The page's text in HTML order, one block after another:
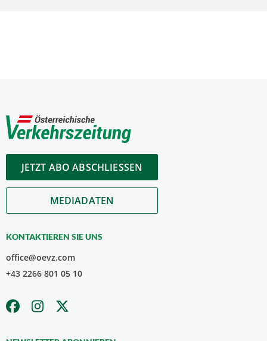
JETZT ABO ABSCHLIESSEN
MEDIADATEN
KONTAKTIEREN SIE UNS
office@oevz.com
+43 2266 801 05 10